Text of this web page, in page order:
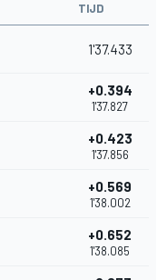
TIJD
1'37.433
+0.394
1'37.827
+0.423
1'37.856
+0.569
1'38.002
+0.652
1'38.085